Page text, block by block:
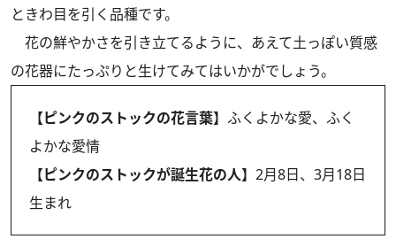
ときわ目を引く品種です。
花の鮮やかさを引き立てるように、あえて土っぽい質感
の花器にたっぷりと生けてみてはいかがでしょう。
【ピンクのストックの花言葉】 ふくよかな愛、ふく
よかな愛情
【ピンクのストックが誕生花の人】 2月8日、3月18日
生まれ